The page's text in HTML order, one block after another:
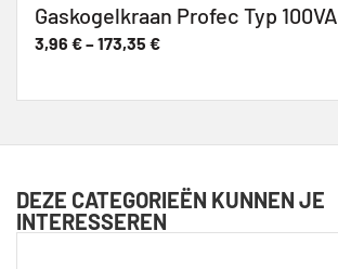
Gaskogelkraan Profec Typ 100VA
3,96 €–173,35 €
DEZE CATEGORIEËN KUNNEN JE
INTERESSEREN